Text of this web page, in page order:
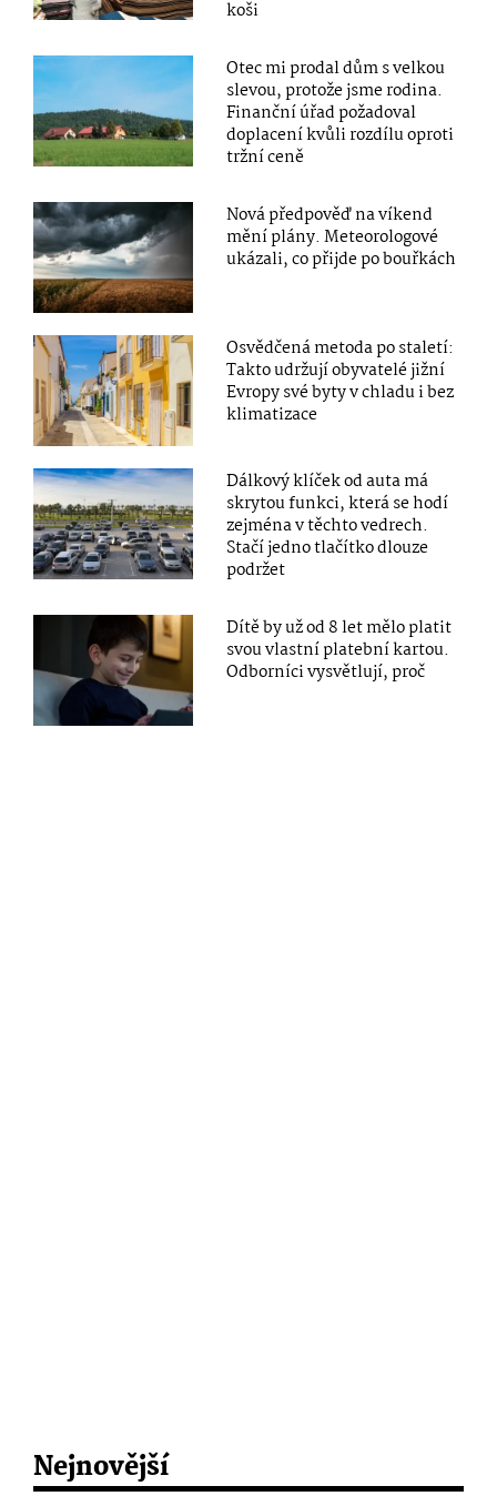
koši
Otec mi prodal dům s velkou
slevou, protože jsme rodina.
Finanční úřad požadoval
doplacení kvůli rozdílu oproti
tržní ceně
Nová předpověď na víkend
mění plány. Meteorologové
ukázali, co přijde po bouřkách
Osvědčená metoda po staletí:
Takto udržují obyvatelé jižní
Evropy své byty v chladu i bez
klimatizace
Dálkový klíček od auta má
skrytou funkci, která se hodí
zejména v těchto vedrech.
Stačí jedno tlačítko dlouze
podržet
Dítě by už od 8 let mělo platit
svou vlastní platební kartou.
Odborníci vysvětlují, proč
Nejnovější